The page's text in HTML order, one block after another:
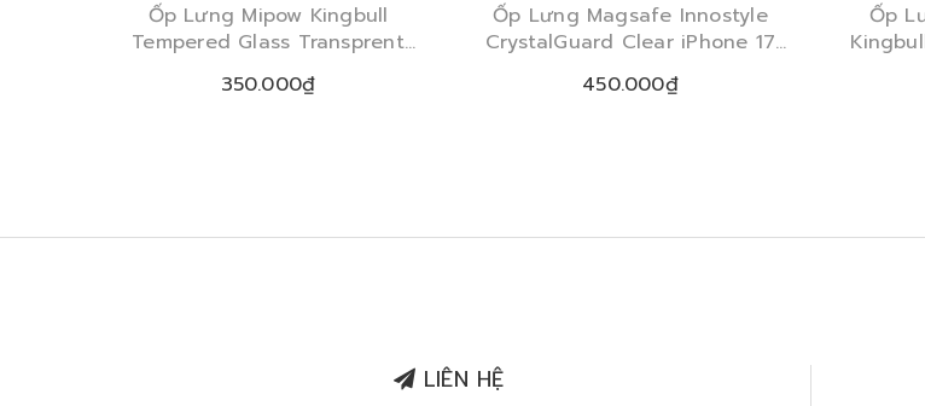
Ốp Lưng Mipow Kingbull
Tempered Glass Transprent
iPhone 17 Series 2025
350.000₫
Ốp Lưng Magsafe Innostyle
CrystalGuard Clear iPhone 17
Series 2025
450.000₫
Ốp
LIÊN HỆ